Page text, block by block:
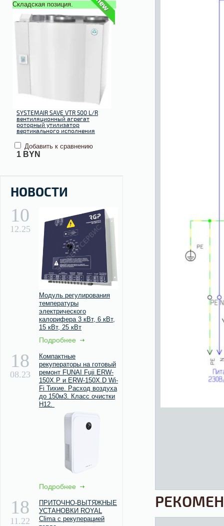
Складская позиция.
SYSTEMAIR SAVE VTR 500 L/R
вентиляционный агрегат
роторный утилизатор
вертикального исполнения
Добавить к сравнению
1 BYN
НОВОСТИ
10
12.25
Модуль регулирования
температуры
электрического
калорифера 3 кВт, 6 кВт,
15 кВт, 25 кВт
Подробнее
18
08.23
Компактные
рекуператоры на готовый
ремонт FUNAI Fuji ERW-
150X.P и ERW-150X.D Wi-
Fi Тихие. Расход воздуха
до 150м3. Класс очистки
Н12.
Подробнее
18
11.22
ПРИТОЧНО-ВЫТЯЖНЫЕ
УСТАНОВКИ ROYAL
Clima с рекуперацией